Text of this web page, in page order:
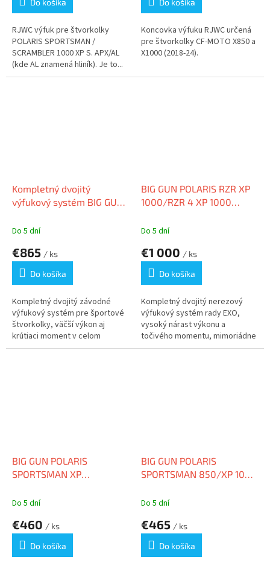
RJWC výfuk pre štvorkolky
POLARIS SPORTSMAN /
SCRAMBLER 1000 XP S. APX/AL
(kde AL znamená hliník). Je to...
Koncovka výfuku RJWC určená
pre štvorkolky CF-MOTO X850 a
X1000 (2018-24).
Kompletný dvojitý
výfukový systém BIG GUN
(2015-20)
Do 5 dní
€865 / ks
Do košíka
Kompletný dvojitý závodné
výfukový systém pre športové
štvorkolky, väčší výkon aj
krútiaci moment v celom
rozsahu...
BIG GUN POLARIS RZR XP
1000/RZR 4 XP 1000
FULL DUAL SYSTEM
Do 5 dní
€1 000 / ks
Do košíka
Kompletný dvojitý nerezový
výfukový systém rady EXO,
vysoký nárast výkonu a
točivého momentu, mimoriádne
odolná...
BIG GUN POLARIS
SPORTSMAN XP
19) SLIP ON
Do 5 dní
€460 / ks
Do košíka
BIG GUN POLARIS
SPORTSMAN 850/XP 1000
Do 5 dní
€465 / ks
Do košíka